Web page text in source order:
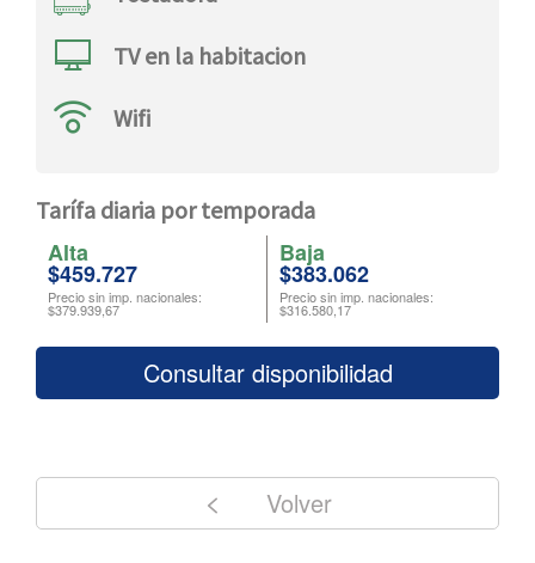
TV en la habitacion
Wifi
tarífa diaria por temporada
Alta
$459.727
Precio sin imp. nacionales:
$379.939,67
Baja
$383.062
Precio sin imp. nacionales:
$316.580,17
consultar disponibilidad
Volver